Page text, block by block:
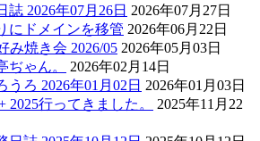
誌 2026年07月26日 2026年07月27日
にドメインを移管 2026年06月22日
み焼き会 2026/05 2026年05月03日
ぢゃん。
2026年02月14日
うろ 2026年01月02日 2026年01月03日
2025行ってきました。
2025年11月22